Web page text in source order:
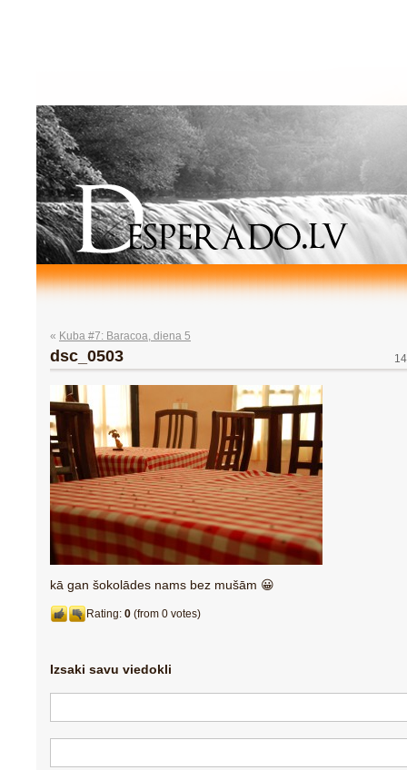
« Kuba #7: Baracoa, diena 5
dsc_0503
kā gan šokolādes nams bez mušām 😀
Rating: 0 (from 0 votes)
Izsaki savu viedokli